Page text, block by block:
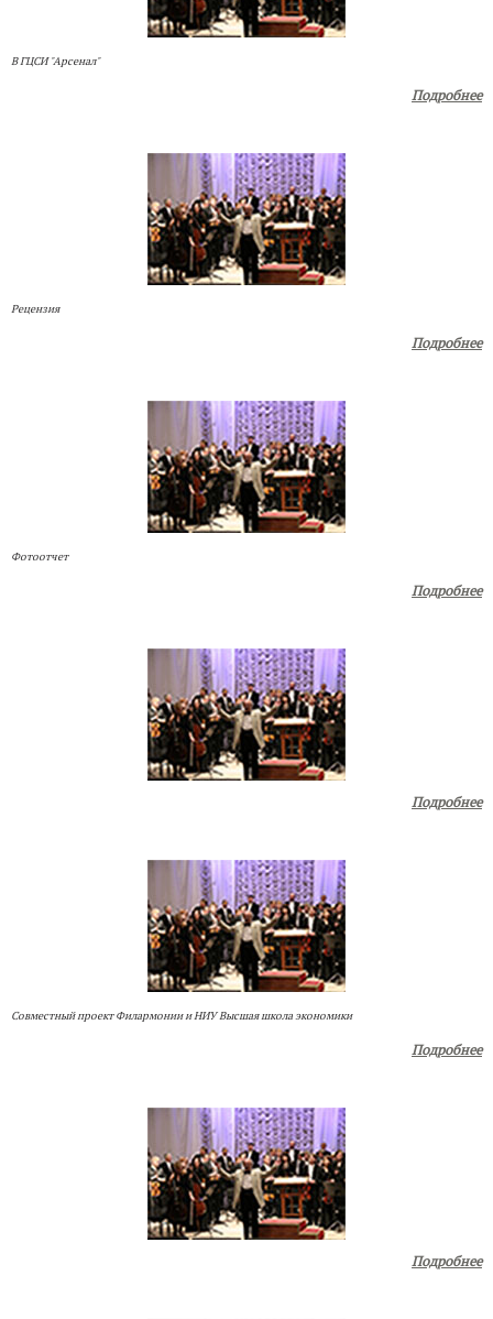
В ГЦСИ "Арсенал"
Подробнее
Рецензия
Подробнее
Фотоотчет
Подробнее
Подробнее
Совместный проект Филармонии и НИУ Высшая школа экономики
Подробнее
Подробнее